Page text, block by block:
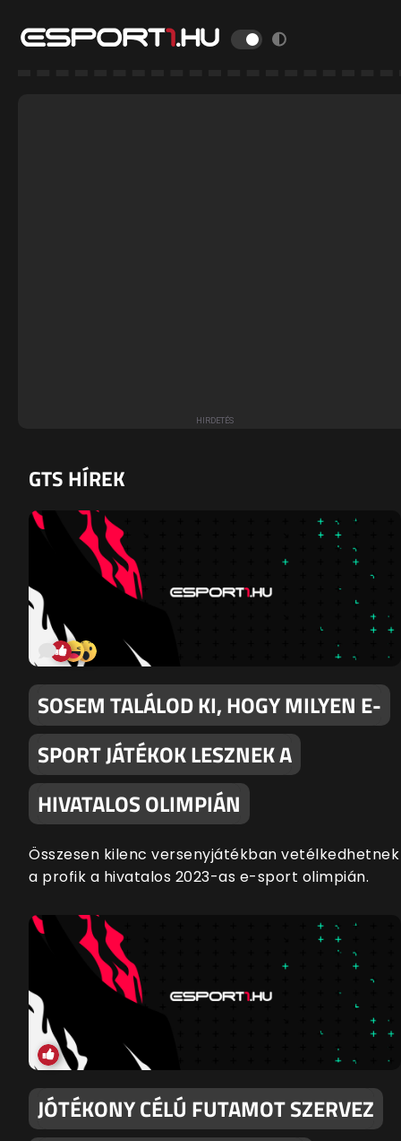
GTS HÍREK
SOSEM TALÁLOD KI, HOGY MILYEN E-
SPORT JÁTÉKOK LESZNEK A
HIVATALOS OLIMPIÁN
Összesen kilenc versenyjátékban vetélkedhetnek
a profik a hivatalos 2023-as e-sport olimpián.
JÓTÉKONY CÉLÚ FUTAMOT SZERVEZ